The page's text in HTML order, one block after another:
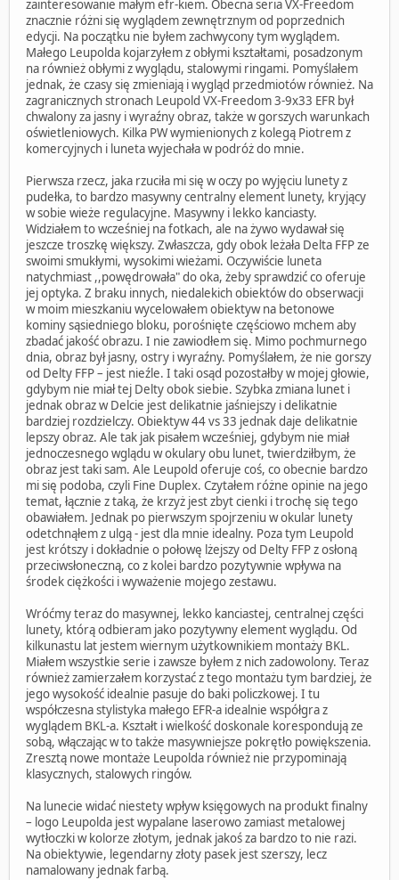
zainteresowanie małym efr-kiem. Obecna seria VX-Freedom
znacznie różni się wyglądem zewnętrznym od poprzednich
edycji. Na początku nie byłem zachwycony tym wyglądem.
Małego Leupolda kojarzyłem z obłymi kształtami, posadzonym
na również obłymi z wyglądu, stalowymi ringami. Pomyślałem
jednak, że czasy się zmieniają i wygląd przedmiotów również. Na
zagranicznych stronach Leupold VX-Freedom 3-9x33 EFR był
chwalony za jasny i wyraźny obraz, także w gorszych warunkach
oświetleniowych. Kilka PW wymienionych z kolegą Piotrem z
komercyjnych i luneta wyjechała w podróż do mnie.
Pierwsza rzecz, jaka rzuciła mi się w oczy po wyjęciu lunety z
pudełka, to bardzo masywny centralny element lunety, kryjący
w sobie wieże regulacyjne. Masywny i lekko kanciasty.
Widziałem to wcześniej na fotkach, ale na żywo wydawał się
jeszcze troszkę większy. Zwłaszcza, gdy obok leżała Delta FFP ze
swoimi smukłymi, wysokimi wieżami. Oczywiście luneta
natychmiast ,,powędrowała" do oka, żeby sprawdzić co oferuje
jej optyka. Z braku innych, niedalekich obiektów do obserwacji
w moim mieszkaniu wycelowałem obiektyw na betonowe
kominy sąsiedniego bloku, porośnięte częściowo mchem aby
zbadać jakość obrazu. I nie zawiodłem się. Mimo pochmurnego
dnia, obraz był jasny, ostry i wyraźny. Pomyślałem, że nie gorszy
od Delty FFP – jest nieźle. I taki osąd pozostałby w mojej głowie,
gdybym nie miał tej Delty obok siebie. Szybka zmiana lunet i
jednak obraz w Delcie jest delikatnie jaśniejszy i delikatnie
bardziej rozdzielczy. Obiektyw 44 vs 33 jednak daje delikatnie
lepszy obraz. Ale tak jak pisałem wcześniej, gdybym nie miał
jednoczesnego wglądu w okulary obu lunet, twierdziłbym, że
obraz jest taki sam. Ale Leupold oferuje coś, co obecnie bardzo
mi się podoba, czyli Fine Duplex. Czytałem różne opinie na jego
temat, łącznie z taką, że krzyż jest zbyt cienki i trochę się tego
obawiałem. Jednak po pierwszym spojrzeniu w okular lunety
odetchnąłem z ulgą - jest dla mnie idealny. Poza tym Leupold
jest krótszy i dokładnie o połowę lżejszy od Delty FFP z osłoną
przeciwsłoneczną, co z kolei bardzo pozytywnie wpływa na
środek ciężkości i wyważenie mojego zestawu.
Wróćmy teraz do masywnej, lekko kanciastej, centralnej części
lunety, którą odbieram jako pozytywny element wyglądu. Od
kilkunastu lat jestem wiernym użytkownikiem montaży BKL.
Miałem wszystkie serie i zawsze byłem z nich zadowolony. Teraz
również zamierzałem korzystać z tego montażu tym bardziej, że
jego wysokość idealnie pasuje do baki policzkowej. I tu
współczesna stylistyka małego EFR-a idealnie współgra z
wyglądem BKL-a. Kształt i wielkość doskonale korespondują ze
sobą, włączając w to także masywniejsze pokrętło powiększenia.
Zresztą nowe montaże Leupolda również nie przypominają
klasycznych, stalowych ringów.
Na lunecie widać niestety wpływ księgowych na produkt finalny
– logo Leupolda jest wypalane laserowo zamiast metalowej
wytłoczki w kolorze złotym, jednak jakoś za bardzo to nie razi.
Na obiektywie, legendarny złoty pasek jest szerszy, lecz
namalowany jednak farbą.